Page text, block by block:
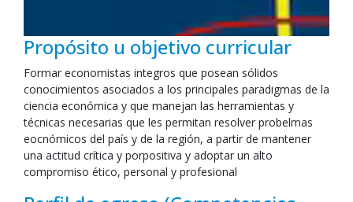
Propósito u objetivo curricular
Formar economistas integros que posean sólidos
conocimientos asociados a los principales paradigmas de la
ciencia económica y que manejan las herramientas y
técnicas necesarias que les permitan resolver probelmas
eocnómicos del país y de la región, a partir de mantener
una actitud crítica y porpositiva y adoptar un alto
compromiso ético, personal y profesional